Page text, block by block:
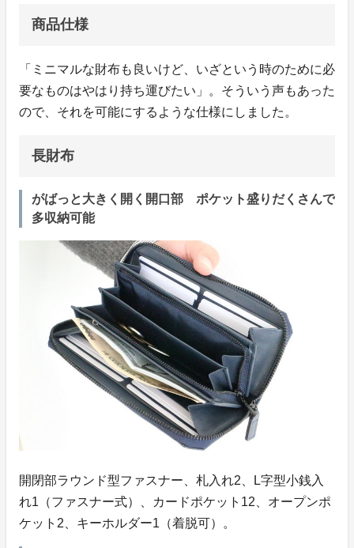
商品仕様
「ミニマルな財布も良いけど、いざという時のために必
要なものはやはり持ち運びたい」。そういう声もあった
ので、それを可能にするような仕様にしました。
長財布
がばっと大きく開く開口部 ポケット盛りだくさんで
多収納可能
開閉部ラウンド型ファスナー、札入れ2、L字型小銭入
れ1（ファスナー式）、カードポケット12、オープンポ
ケット2、キーホルダー1（着脱可）。